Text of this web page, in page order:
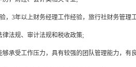
，3年以上财务经理工作经验，旅行社财务管理
律法规、审计法规和税收政策;
够承受工作压力，具有较强的团队管理能力，有